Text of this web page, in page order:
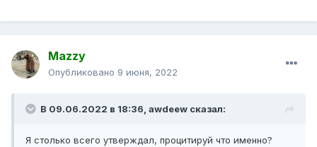
Mazzy
Опубликовано 9 июня, 2022
В 09.06.2022 в 18:36, awdeew сказал:
Я столько всего утверждал, процитируй что именно?